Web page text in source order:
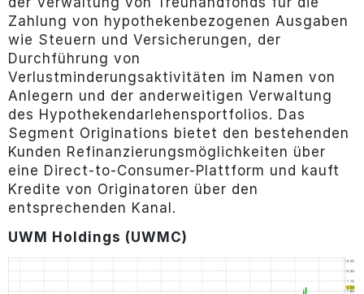
Zahlung von hypothekenbezogenen Ausgaben
wie Steuern und Versicherungen, der
Durchführung von
Verlustminderungsaktivitäten im Namen von
Anlegern und der anderweitigen Verwaltung
des Hypothekendarlehensportfolios. Das
Segment Originations bietet den bestehenden
Kunden Refinanzierungsmöglichkeiten über
eine Direct-to-Consumer-Plattform und kauft
Kredite von Originatoren über den
entsprechenden Kanal.
UWM Holdings (UWMC)